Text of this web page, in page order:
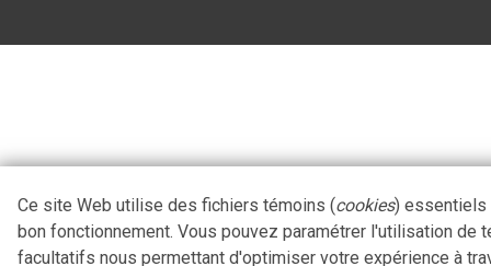
Ce site Web utilise des fichiers témoins (cookies) essentiels
bon fonctionnement. Vous pouvez paramétrer l'utilisation de
facultatifs nous permettant d'optimiser votre expérience à